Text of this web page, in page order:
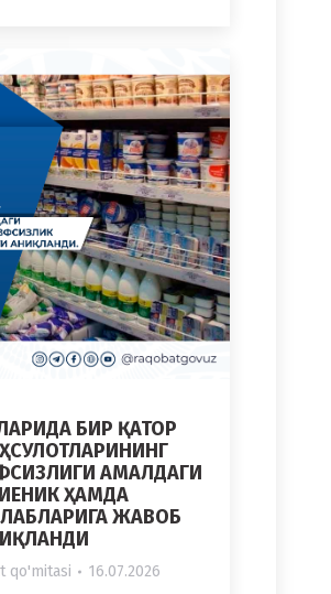
БИР ҚАТОР
АМАЛДАГИ
ҲАМДА
ЖАВОБ
qo'mitasi 16.07.2026